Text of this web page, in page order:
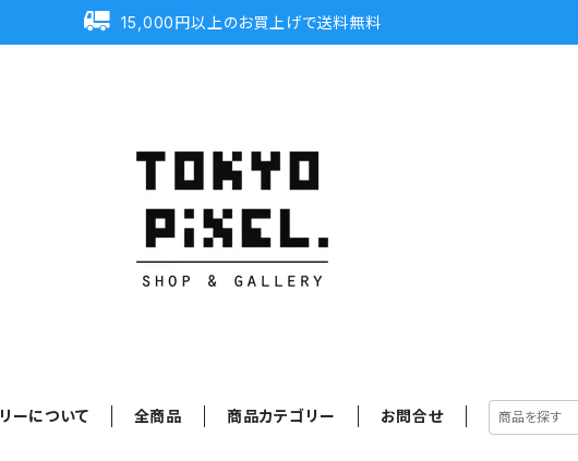
15,000円以上のお買上げで送料無料
ーについて 全商品 商品カテゴリー お問合せ